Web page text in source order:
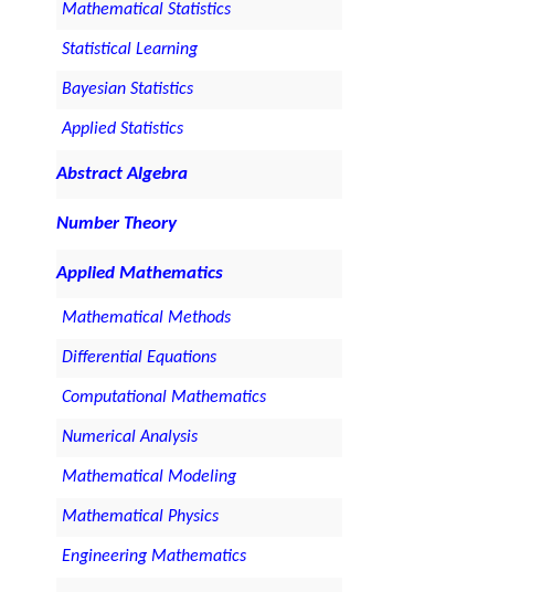
Mathematical Statistics
Statistical Learning
Bayesian Statistics
Applied Statistics
Abstract Algebra
Number Theory
Applied Mathematics
Mathematical Methods
Differential Equations
Computational Mathematics
Numerical Analysis
Mathematical Modeling
Mathematical Physics
Engineering Mathematics